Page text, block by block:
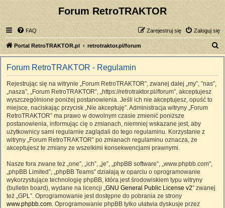
Forum RetroTRAKTOR
FAQ Zaloguj się
Zarejestruj się
Portal RetroTRAKTOR.pl retrotraktor.pl/forum
z
Forum RetroTRAKTOR - Regulamin
Rejestrując się na witrynie „Forum RetroTRAKTOR”, zwanej dalej „my”, ”nas”,
„nasza”, „Forum RetroTRAKTOR”, „https://retrotraktor.pl//forum”, akceptujesz
wyszczególnione poniżej postanowienia. Jeśli ich nie akceptujesz, opuść to
miejsce, naciskając przycisk „Nie akceptuję”. Administracja witryny „Forum
RetroTRAKTOR” ma prawo w dowolnym czasie zmienić poniższe
postanowienia, informując cię o zmianach, niemniej wskazane jest, aby
użytkownicy sami regularnie zaglądali do tego regulaminu. Korzystanie z
witryny „Forum RetroTRAKTOR” po zmianach regulaminu oznacza, że
akceptujesz te zmiany ze wszelkimi konsekwencjami prawnymi.
Nasze fora zwane też „one”, „ich”, „je”, „phpBB software”, „www.phpbb.com”,
„phpBB Limited”, „phpBB Teams” działają w oparciu o oprogramowanie
wykorzystujące technologię phpBB, która jest środowiskiem typu witryny
(bulletin board), wydane na licencji „GNU General Public License v2” zwanej
też „GPL”. Oprogramowanie jest dostępne do pobrania ze strony
www.phpbb.com. Oprogramowanie phpBB tylko ułatwia dyskusje przez